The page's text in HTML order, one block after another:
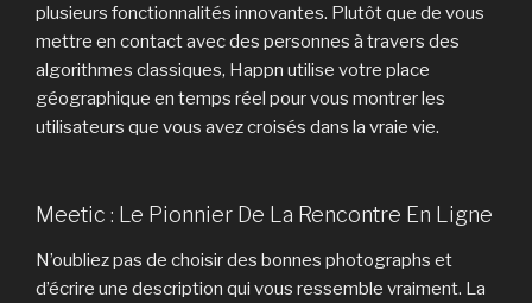
plusieurs fonctionnalités innovantes. Plutôt que de vous
mettre en contact avec des personnes à travers des
algorithmes classiques, Happn utilise votre place
géographique en temps réel pour vous montrer les
utilisateurs que vous avez croisés dans la vraie vie.
Meetic : Le Pionnier De La Rencontre En Ligne
N’oubliez pas de choisir des bonnes photographs et
d’écrire une description qui vous ressemble vraiment. La